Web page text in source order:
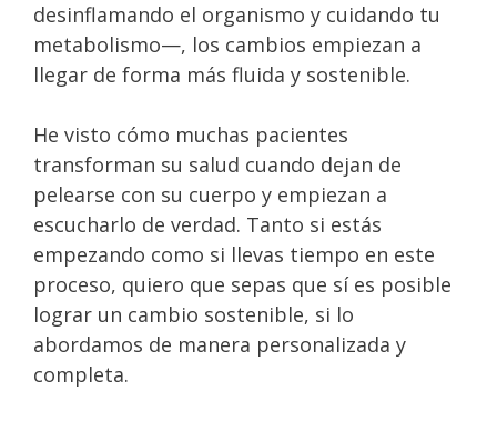
desinflamando el organismo y cuidando tu
metabolismo—, los cambios empiezan a
llegar de forma más fluida y sostenible.
He visto cómo muchas pacientes
transforman su salud cuando dejan de
pelearse con su cuerpo y empiezan a
escucharlo de verdad. Tanto si estás
empezando como si llevas tiempo en este
proceso, quiero que sepas que sí es posible
lograr un cambio sostenible, si lo
abordamos de manera personalizada y
completa.